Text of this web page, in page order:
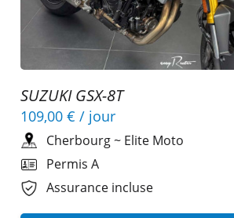
SUZUKI GSX-8T
109,00 € / jour
Cherbourg~ Elite Moto
Permis A
Assurance incluse